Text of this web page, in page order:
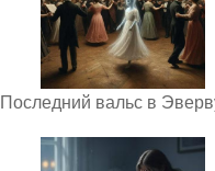
Последний вальс в